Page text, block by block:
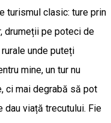
turismul clasic: ture prin
drumeții pe poteci de
unde puteți
mine, un tur nu
ci mai degrabă să pot
dau viață trecutului. Fie